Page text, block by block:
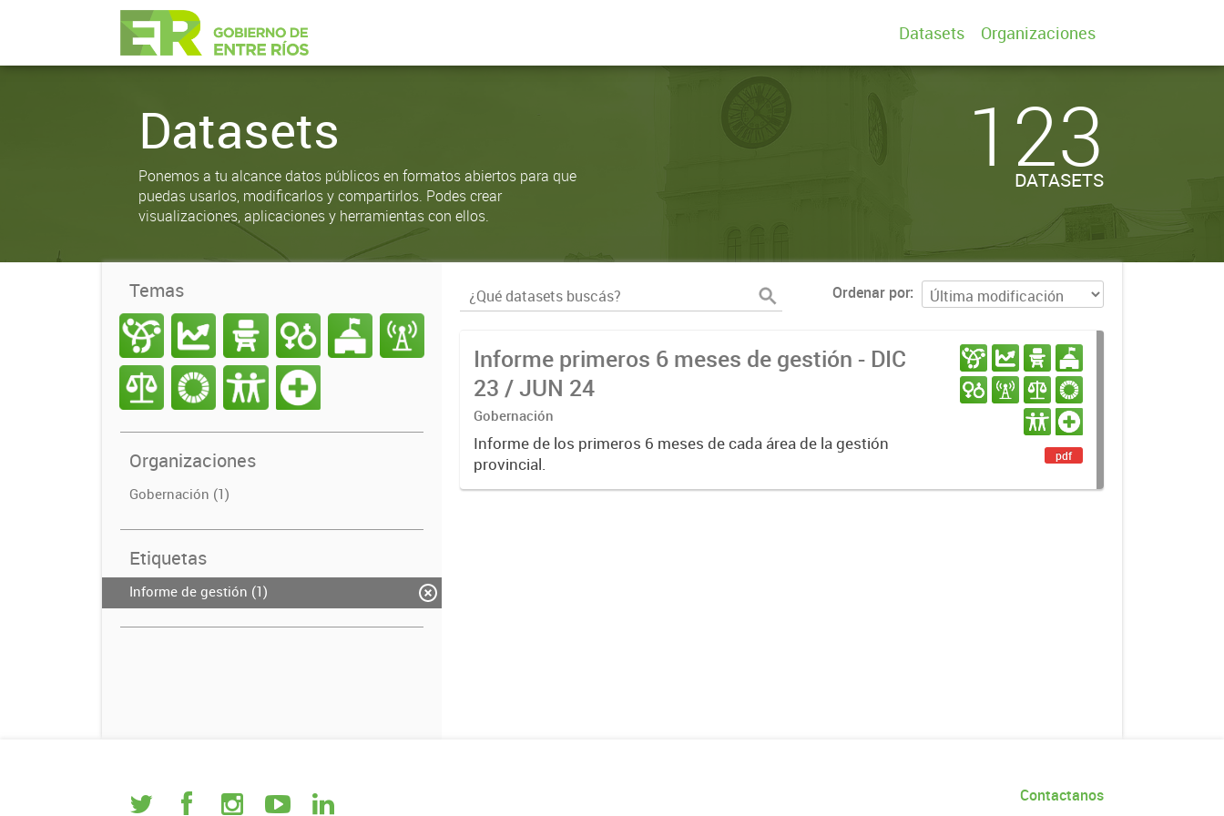
Datasets Organizaciones
Datasets
Ponemos a tu alcance datos públicos en formatos abiertos para que
puedas usarlos, modificarlos y compartirlos. Podes crear
visualizaciones, aplicaciones y herramientas con ellos.
123
DATASETS
Temas
Organizaciones
Gobernación (1)
Etiquetas
Informe de gestión (1)
Ordenar por
Informe primeros 6 meses de gestión - DIC
23 / JUN 24
Gobernación
Informe de los primeros 6 meses de cada área de la gestión
provincial.
pdf
Contactanos